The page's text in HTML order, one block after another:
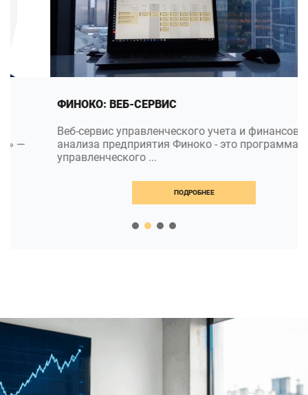
ФИНОКО: ВЕБ-СЕРВИС
Веб-сервис управленческого учета и финансового
анализа предприятия Финоко - это программа для
управленческого ...
ПОДРОБНЕЕ